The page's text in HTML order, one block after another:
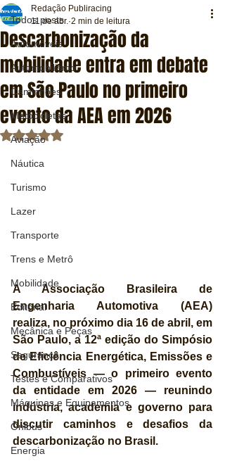
Todos posts
Automóveis
Automobilismo
Caminhões
Motocicletas
Aviação
Náutica
Turismo
Lazer
Transporte
Trens e Metrô
Mobilidade
Editorial
Mecânica e Peças
Segurança
Testes e Comparativos
Máquinas e Equipamentos
Ônibus
Energia
Descarbonização da
mobilidade entra em debate
em São Paulo no primeiro
evento da AEA em 2026
Redação Publiracing
11 de abr. 2 min de leitura
Avaliado com NaN de 5 estrelas.
A Associação Brasileira de
Engenharia Automotiva (AEA)
realiza, no próximo dia 16 de abril, em
São Paulo, a 12ª edição do Simpósio
de Eficiência Energética, Emissões e
Combustíveis — o primeiro evento
da entidade em 2026 — reunindo
indústria, academia e governo para
discutir caminhos e desafios da
descarbonização no Brasil.